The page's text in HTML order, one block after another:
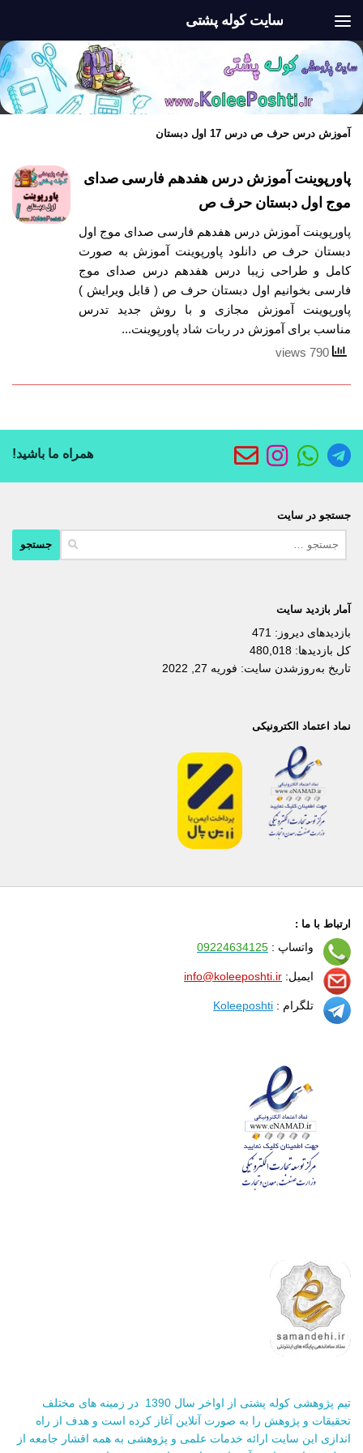
سایت کوله پشتی
آموزش درس حرف ص درس 17 اول دبستان
پاورپوینت آموزش درس هفدهم فارسی صدای
موج اول دبستان حرف ص
پاورپوینت آموزش درس هفدهم فارسی صدای موج اول
دبستان حرف ص دانلود پاورپوینت آموزش به صورت
کامل و طراحی زیبا درس هفدهم درس صدای موج
فارسی بخوانیم اول دبستان حرف ص ( قابل ویرایش )
پاورپوینت آموزش مجازی و با روش جدید تدرس
مناسب برای آموزش در ربات شاد پاورپوینت...
همراه ما باشید!
جستجو در سایت
آمار بازدید سایت
بازدیدهای دیروز: 471
کل بازدیدها: 480,018
تاریخ به‌روزشدن سایت: فوریه 27, 2022
نماد اعتماد الکترونیکی
ارتباط با ما :
واتساپ : 09224634125
ایمیل: info@koleeposhti.ir
تلگرام : Koleeposhti
تیم پژوهشی کوله پشتی از اواخر سال 1390 در زمینه های مختلف
تحقیقات و پژوهش را به صورت آنلاین آغاز کرده است و هدف از راه
اندازی این سایت ارائه خدمات علمی و پژوهشی به همه اقشار جامعه از